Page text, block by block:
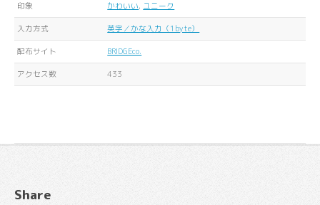
印象 かわいい, ユニーク
入力方式 英字／かな入力（1byte）
配布サイト BRIDGEco.
アクセス数 433
Share